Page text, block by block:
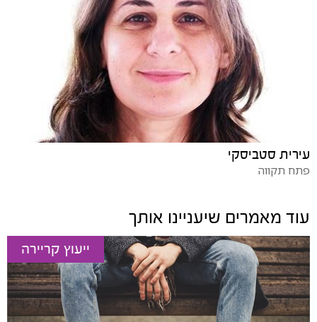
עירית סטביסקי
פתח תקווה
עוד מאמרים שיעניינו אותך
ייעוץ קריירה